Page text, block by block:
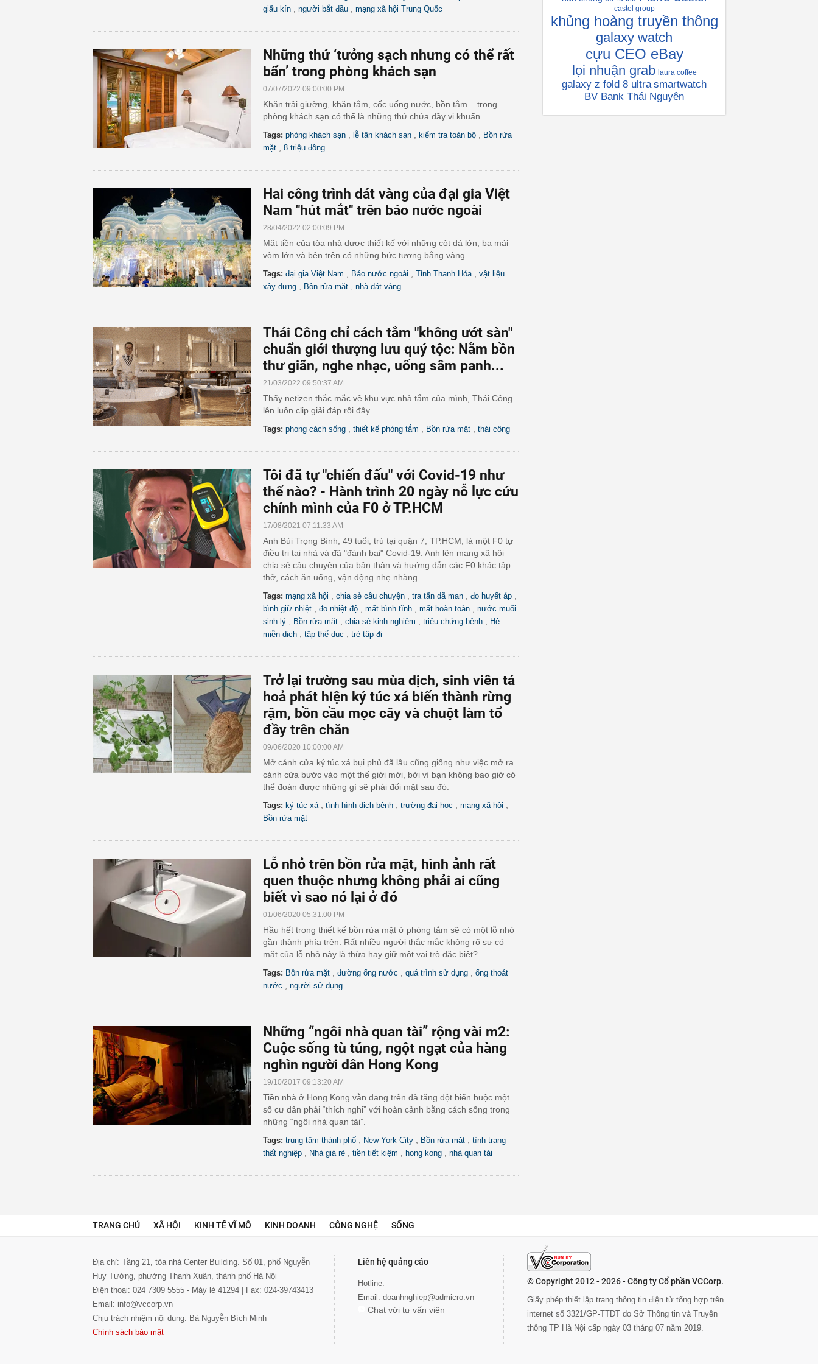
giấu kín
người bắt đầu mạng xã hội Trung Quốc
Những thứ ‘tưởng sạch nhưng có thể rất
bẩn’ trong phòng khách sạn
07/07/2022 09:00:00 PM
Khăn trải giường, khăn tắm, cốc uống nước, bồn tắm... trong
phòng khách sạn có thể là những thứ chứa đầy vi khuẩn.
Tags: phòng khách sạn lễ tân khách sạn kiểm tra toàn bộ
Bồn rửa
mặt
8 triệu đồng
Hai công trình dát vàng của đại gia Việt
Nam "hút mắt" trên báo nước ngoài
28/04/2022 02:00:09 PM
Mặt tiền của tòa nhà được thiết kế với những cột đá lớn, ba mái
vòm lớn và bên trên có những bức tượng bằng vàng.
Tags: đại gia Việt Nam Báo nước ngoài Tỉnh Thanh Hóa
vật liệu
xây dựng
Bồn rửa mặt nhà dát vàng
Thái Công chỉ cách tắm "không ướt sàn"
chuẩn giới thượng lưu quý tộc: Nằm bồn
thư giãn, nghe nhạc, uống sâm panh...
21/03/2022 09:50:37 AM
Thấy netizen thắc mắc về khu vực nhà tắm của mình, Thái Công
lên luôn clip giải đáp rồi đây.
Tags: phong cách sống thiết kế phòng tắm Bồn rửa mặt thái công
Tôi đã tự "chiến đấu" với Covid-19 như
thế nào? - Hành trình 20 ngày nỗ lực cứu
chính mình của F0 ở TP.HCM
17/08/2021 07:11:33 AM
Anh Bùi Trọng Bình, 49 tuổi, trú tại quận 7, TP.HCM, là một F0 tự
điều trị tại nhà và đã "đánh bại" Covid-19. Anh lên mạng xã hội
chia sẻ câu chuyện của bản thân và hướng dẫn các F0 khác tập
thở, cách ăn uống, vận động nhẹ nhàng.
Tags: mạng xã hội chia sẻ câu chuyện tra tấn dã man đo huyết áp
bình giữ nhiệt đo nhiệt độ mất bình tĩnh mất hoàn toàn
nước muối
sinh lý
Bồn rửa mặt chia sẻ kinh nghiệm triệu chứng bệnh
Hệ
miễn dịch
tập thể dục trẻ tập đi
Trở lại trường sau mùa dịch, sinh viên tá
hoả phát hiện ký túc xá biến thành rừng
rậm, bồn cầu mọc cây và chuột làm tổ
đầy trên chăn
09/06/2020 10:00:00 AM
Mở cánh cửa ký túc xá bụi phủ đã lâu cũng giống như việc mở ra
cánh cửa bước vào một thế giới mới, bởi vì bạn không bao giờ có
thể đoán được những gì sẽ phải đối mặt sau đó.
Tags: ký túc xá tình hình dịch bệnh trường đại học mạng xã hội
Bồn rửa mặt
Lỗ nhỏ trên bồn rửa mặt, hình ảnh rất
quen thuộc nhưng không phải ai cũng
biết vì sao nó lại ở đó
01/06/2020 05:31:00 PM
Hầu hết trong thiết kế bồn rửa mặt ở phòng tắm sẽ có một lỗ nhỏ
gần thành phía trên. Rất nhiều người thắc mắc không rõ sự có
mặt của lỗ nhỏ này là thừa hay giữ một vai trò đặc biệt?
Tags: Bồn rửa mặt đường ống nước quá trình sử dụng
ống thoát
nước
người sử dụng
Những “ngôi nhà quan tài” rộng vài m2:
Cuộc sống tù túng, ngột ngạt của hàng
nghìn người dân Hong Kong
19/10/2017 09:13:20 AM
Tiền nhà ở Hong Kong vẫn đang trên đà tăng đột biến buộc một
số cư dân phải “thích nghi” với hoàn cảnh bằng cách sống trong
những “ngôi nhà quan tài”.
Tags: trung tâm thành phố New York City Bồn rửa mặt
tình trạng
thất nghiệp
Nhà giá rẻ tiền tiết kiệm hong kong nhà quan tài
castel group
khủng hoàng truyền thông
galaxy watch
cựu CEO eBay
lọi nhuận grab laura coffee
galaxy z fold 8 ultra smartwatch
BV Bank Thái Nguyên
TRANG CHỦ XÃ HỘI KINH TẾ VĨ MÔ KINH DOANH CÔNG NGHỆ SỐNG
Địa chỉ: Tầng 21, tòa nhà Center Building. Số 01, phố Nguyễn
Huy Tưởng, phường Thanh Xuân, thành phố Hà Nội
Điện thoại: 024 7309 5555 - Máy lẻ 41294 | Fax: 024-39743413
Email: info@vccorp.vn
Chịu trách nhiệm nội dung: Bà Nguyễn Bích Minh
Chính sách bảo mật
Liên hệ quảng cáo
Hotline:
Email: doanhnghiep@admicro.vn
Chat với tư vấn viên
© Copyright 2012 - 2026 - Công ty Cổ phần VCCorp.
Giấy phép thiết lập trang thông tin điện tử tổng hợp trên
internet số 3321/GP-TTĐT do Sở Thông tin và Truyền
thông TP Hà Nội cấp ngày 03 tháng 07 năm 2019.